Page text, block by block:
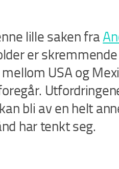
lille saken fra
er
USA og
bli av en helt
har tenkt seg.